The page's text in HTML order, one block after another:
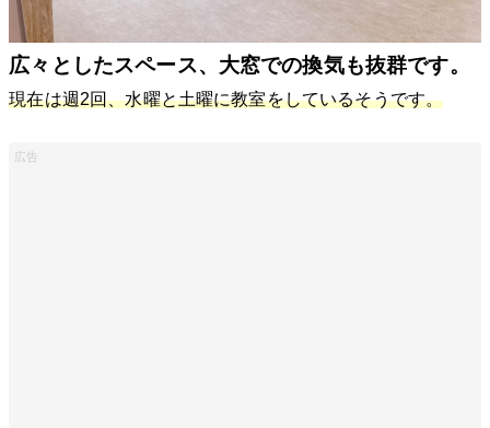
広々としたスペース、大窓での換気も抜群です。
現在は週2回、水曜と土曜に教室をしているそうです。